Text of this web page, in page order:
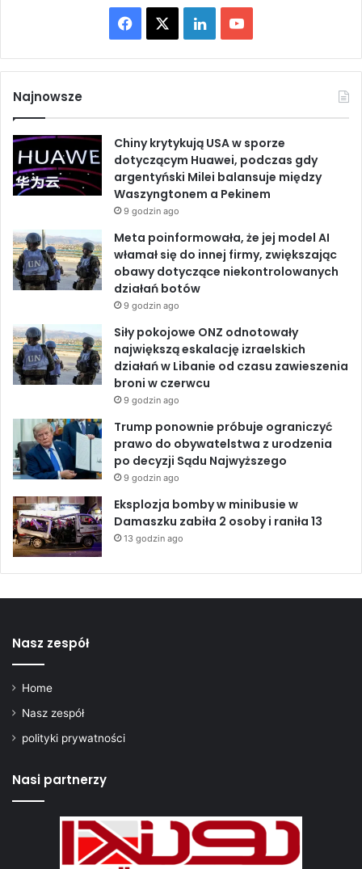
g
o
s
o
d
r
k
s
t
o
c
z
n
y
r
o
t
i
j
a
d
a
e
b
o
o
k
L
i
k
e
d
n
o
T
u
b
Najnowsze
Chiny krytykują USA w sporze
dotyczącym Huawei, podczas gdy
argentyński Milei balansuje między
Waszyngtonem a Pekinem
9 godzin ago
Meta poinformowała, że jej model AI
włamał się do innej firmy, zwiększając
obawy dotyczące niekontrolowanych
działań botów
9 godzin ago
Siły pokojowe ONZ odnotowały
największą eskalację izraelskich
działań w Libanie od czasu zawieszenia
broni w czerwcu
9 godzin ago
Trump ponownie próbuje ograniczyć
prawo do obywatelstwa z urodzenia
po decyzji Sądu Najwyższego
9 godzin ago
Eksplozja bomby w minibusie w
Damaszku zabiła 2 osoby i raniła 13
13 godzin ago
Nasz zespół
Home
Nasz zespół
polityki prywatności
Nasi partnerzy